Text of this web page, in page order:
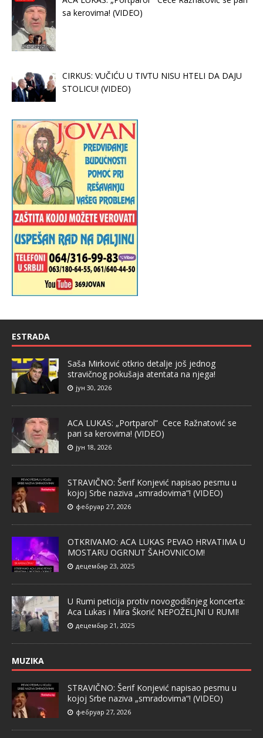
sa kerovima! (VIDEO)
CIRKUS: VUČIĆU U TIVTU NISU HTELI DA DAJU
STOLICU! (VIDEO)
ESTRADA
Saša Mirković otkrio detalje još jednog
stravičnog pokušaja atentata na njega!
јун 30, 2026
ACA LUKAS: „Portparol“ Cece Ražnatović se
pari sa kerovima! (VIDEO)
јун 18, 2026
STRAVIČNO: Šerif Konjević napisao pesmu u
kojoj Srbe naziva „smradovima“! (VIDEO)
фебруар 27, 2026
OTKRIVAMO: ACA LUKAS PEVAO HRVATIMA U
MOSTARU OGRNUT ŠAHOVNICOM!
децембар 23, 2025
U Rumi peticija protiv novogodišnjeg koncerta:
Aca Lukas i Mira Škorić NEPOŽELJNI U RUMI!
децембар 21, 2025
MUZIKA
STRAVIČNO: Šerif Konjević napisao pesmu u
kojoj Srbe naziva „smradovima“! (VIDEO)
фебруар 27, 2026